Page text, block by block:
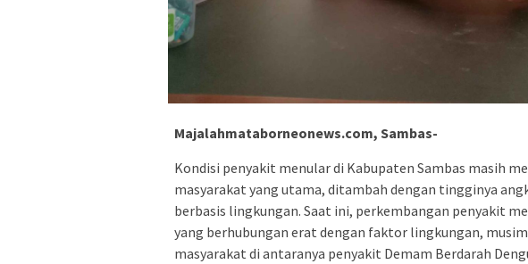
Majalahmataborneonews.com, Sambas-
Kondisi penyakit menular di Kabupaten Sambas masih
masyarakat yang utama, ditambah dengan tingginya
berbasis lingkungan. Saat ini, perkembangan penyakit
yang berhubungan erat dengan faktor lingkungan,
masyarakat di antaranya penyakit Demam Berdarah